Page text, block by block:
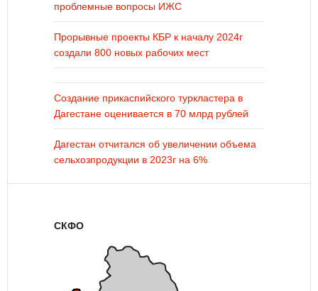
проблемные вопросы ИЖС
Прорывные проекты КБР к началу 2024г
создали 800 новых рабочих мест
Создание прикаспийского туркластера в
Дагестане оценивается в 70 млрд рублей
Дагестан отчитался об увеличении объема
сельхозпродукции в 2023г на 6%
СКФО